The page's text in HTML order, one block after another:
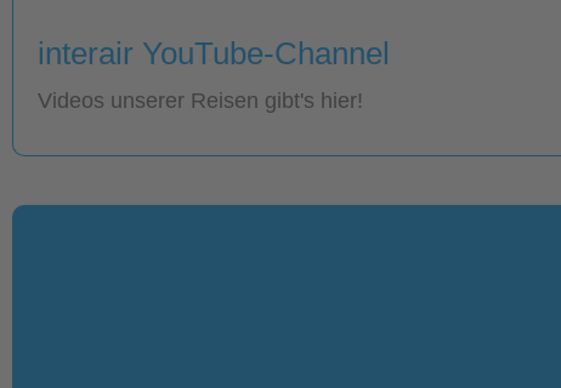
interair YouTube-Channel
Videos unserer Reisen gibt's hier!